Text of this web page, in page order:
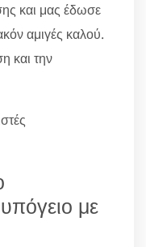
και μας έδωσε
αμιγές καλού.
και την
με